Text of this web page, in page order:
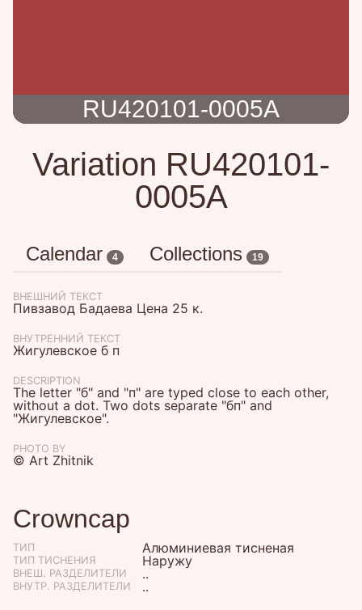
RU420101-0005A
Variation RU420101-
0005A
Calendar 4 Collections 19
ВНЕШНИЙ ТЕКСТ
Пивзавод Бадаева Цена 25 к.
ВНУТРЕННИЙ ТЕКСТ
Жигулевское б п
DESCRIPTION
The letter "б" and "п" are typed close to each other,
without a dot. Two dots separate "бп" and
"Жигулевское".
PHOTO BY
© Art Zhitnik
Crowncap
ТИП Алюминиевая тисненая
ТИП ТИСНЕНИЯ Наружу
ВНЕШ. РАЗДЕЛИТЕЛИ ..
ВНУТР. РАЗДЕЛИТЕЛИ ..